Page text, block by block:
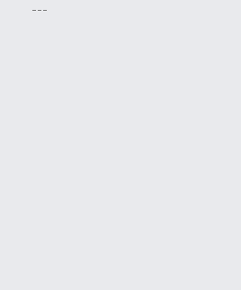
---